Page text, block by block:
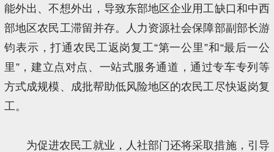
能外出、不想外出，导致东部地区企业用工缺口和中西
部地区农民工滞留并存。人力资源社会保障部副部长游
钧表示，打通农民工返岗复工“第一公里”和“最后一公
里”，建立点对点、一站式服务通道，通过专车专列等
方式成规模、成批帮助低风险地区的农民工尽快返岗复
工。
为促进农民工就业，人社部门还将采取措施，引导